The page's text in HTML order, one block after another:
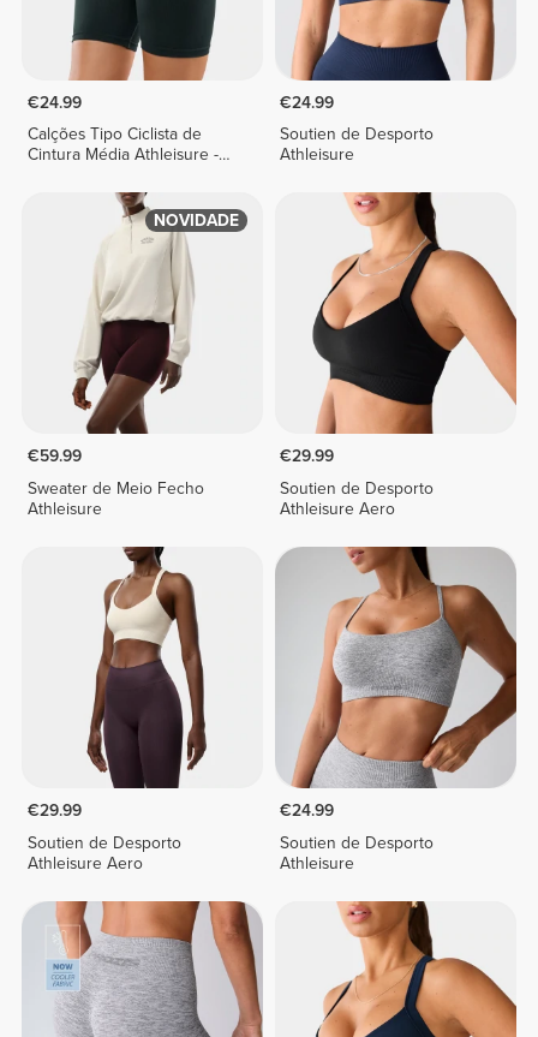
€24.99
Calções Tipo Ciclista de
Cintura Média Athleisure -
€24.99
Soutien de Desporto
Athleisure
NOVIDADE
€59.99
Sweater de Meio Fecho
Athleisure
€29.99
Soutien de Desporto
Athleisure Aero
€29.99
Soutien de Desporto
Athleisure Aero
€24.99
Soutien de Desporto
Athleisure